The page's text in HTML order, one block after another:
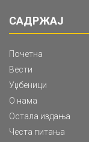
САДРЖАЈ
Почетна
Вести
Уџбеници
О нама
Остала издања
Честа питања